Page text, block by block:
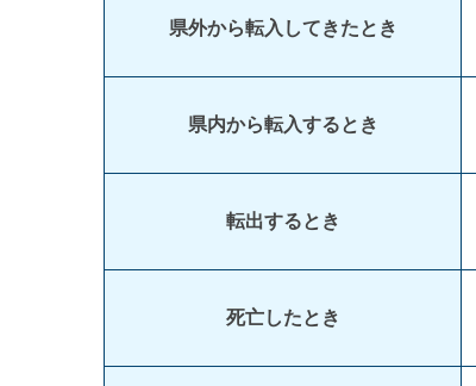
県外から転入してきたとき
県内から転入するとき
転出するとき
死亡したとき